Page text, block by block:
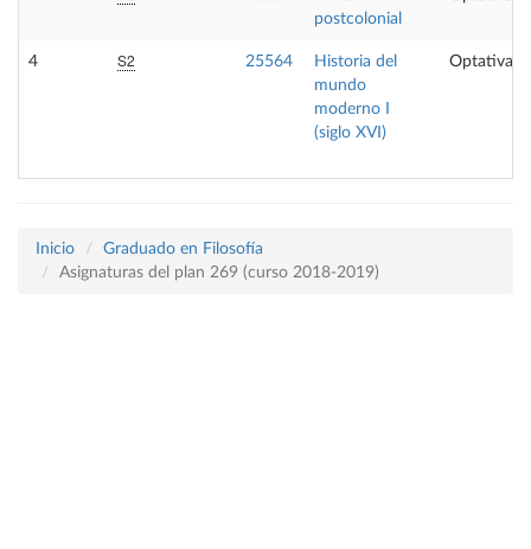
postcolonial
4 S2 25564
Historia del
mundo
moderno I
(siglo XVI)
Optativa
Inicio
Graduado en Filosofía
Asignaturas del plan 269 (curso 2018-2019)